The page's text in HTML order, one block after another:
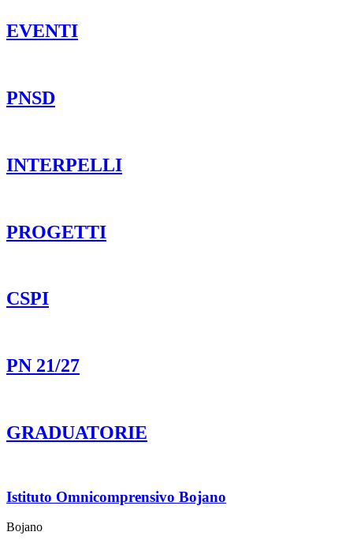
EVENTI
PNSD
INTERPELLI
PROGETTI
CSPI
PN 21/27
GRADUATORIE
Istituto Omnicomprensivo Bojano
Bojano